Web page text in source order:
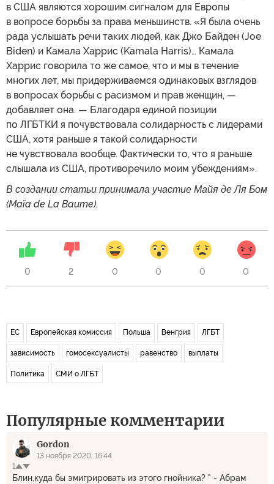
в США являются хорошим сигналом для Европы
в вопросе борьбы за права меньшинств. «Я была очень
рада услышать речи таких людей, как Джо Байден (Joe
Biden) и Камала Харрис (Kamala Harris)… Камала
Харрис говорила то же самое, что и мы в течение
многих лет, мы придерживаемся одинаковых взглядов
в вопросах борьбы с расизмом и прав женщин, —
добавляет она. — Благодаря единой позиции
по ЛГБТКИ я почувствовала солидарность с лидерами
США, хотя раньше я такой солидарности
не чувствовала вообще. Фактически то, что я раньше
слышала из США, противоречило моим убеждениям».
В создании статьи принимала участие Майя де Ля Бом
(Maïa de La Baume).
0 2 0 0 0 0
ЕС Европейская комиссия Польша Венгрия ЛГБТ
зависимость гомосексуалисты равенство выплаты
Политика СМИ о ЛГБТ
Популярные комментарии
Gordon
13 ноября 2020, 16:44
1
Блин,куда бы эмигрировать из этого гнойника? " - Абрам